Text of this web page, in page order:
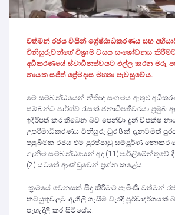
වත්මන් රජය විසින් ශ්‍රේෂ්ඨාධිකරණය සහ
විනිසුරුවන්ගේ විශ්‍රාම වයස සංශෝධනය
අධිකරණයේ ස්වාධීනත්වයට එල්ල කරන මරු
නායක සජිත් ප්‍රේමදාස මහතා පැවසුවේය.
මේ සම්බන්ධයෙන් නීතිඥ සංගමය ඇතුළු
සම්බන්ධ පාර්ශ්ව රැසක් ජනාධිපතිවරයා
ඉදිරිපත් කර තිබෙන බව පෙන්වා දුන් විපක්ෂ
උපරිමාධිකරණය විනිසුරු ධුර 8ක් දැනටමත්
පසුබිමක රජය එම පුරප්පාඩු සම්පූර්ණ නොකර
ගැනීම සම්බන්ධයෙන් අද (11)පාර්ලිමේන්තුවේ
(2) යටතේ ආණ්ඩුවෙන් ප්‍රශ්න කළේය.
ක්‍රමයේ වෙනසක් සිදු කිරීමට පැමිණි වත්මන්
කටයුතුවලට ඇගිලි ගැසීම වැරදි පූර්වාදර්ශයක්
පැහැදිලි කර සිටියේය.